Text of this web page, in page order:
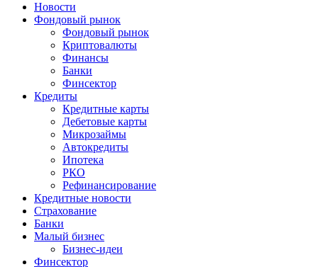
Новости
Фондовый рынок
Фондовый рынок
Криптовалюты
Финансы
Банки
Финсектор
Кредиты
Кредитные карты
Дебетовые карты
Микрозаймы
Автокредиты
Ипотека
РКО
Рефинансирование
Кредитные новости
Страхование
Банки
Малый бизнес
Бизнес-идеи
Финсектор